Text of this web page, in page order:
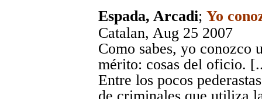
Espada, Arcadi; Yo
Catalan, Aug 25 2007
Como sabes, yo conozco
mérito: cosas del oficio.
Entre los pocos